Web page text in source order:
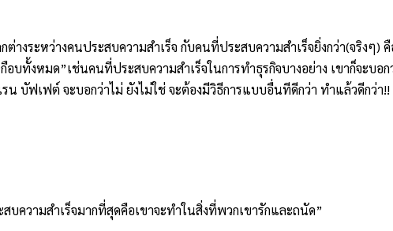
างระหว่างคนประสบความสำเร็จ กับคนที่ประสบความสำเร็จยิ่งกว่า(จริงๆ)
อบทั้งหมด”เช่นคนที่ประสบความสำเร็จในการทำธุรกิจบางอย่าง เขาก็จะบอก
น บัฟเฟต์ จะบอกว่าไม่ ยังไม่ใช่ จะต้องมีวิธีการแบบอื่นทีดีกว่า ทำแล้วดีกว่า!!
บความสำเร็จมากที่สุดคือเขาจะทำในสิ่งที่พวกเขารักและถนัด”